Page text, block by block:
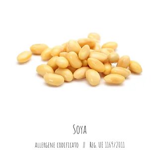
Soya
allergene codificato || Reg. UE 1169/2011